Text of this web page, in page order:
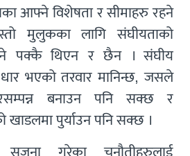
आफ्ने विशेषता र सीमाहरु रहने
मुलुकका लागि संघीयताको
पक्कै थिएन र छैन । संघीय
भएको तरवार मानिन्छ, जसले
बनाउन पनि सक्छ र
पुर्याउन पनि सक्छ ।